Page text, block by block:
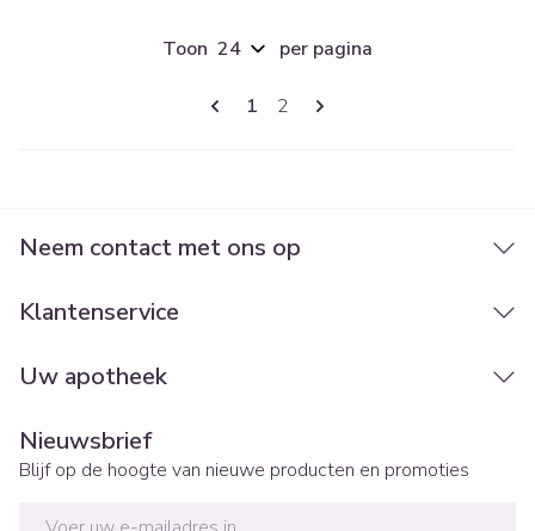
Pagina's
U lees momenteel pagina
1 Pagina
2
Toon per pagina
Neem contact met ons op
Klantenservice
Uw apotheek
Nieuwsbrief
Blijf op de hoogte van nieuwe producten en promoties